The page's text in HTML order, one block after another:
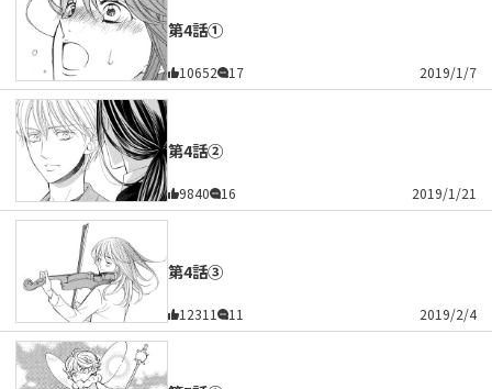
第4話①
10652 17 2019/1/7
第4話②
9840 16 2019/1/21
第4話③
12311 11 2019/2/4